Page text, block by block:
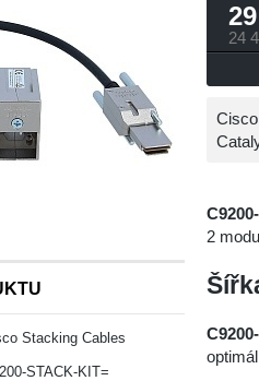
Stacking Cables
STACK-KIT=
24
2